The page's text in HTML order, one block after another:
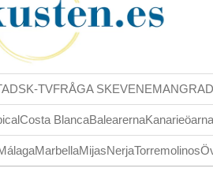
SK-TVFRÅGA SKEVENEMANG
Costa BlancaBalearerna
MarbellaMijasNerjaTorremolinos